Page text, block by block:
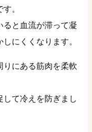
。
ると血流が滞って凝
にくくなります。
りにある筋肉を柔軟
して冷えを防ぎまし